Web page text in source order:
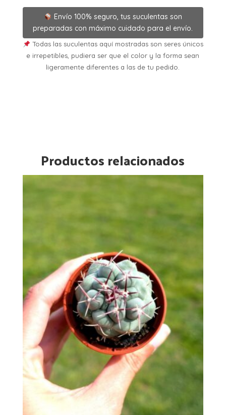
Envío 100% seguro, tus suculentas son
preparadas con máximo cuidado para el envío.
Todas las suculentas aquí mostradas son seres únicos
e irrepetibles, pudiera ser que el color y la forma sean
ligeramente diferentes a las de tu pedido.
Productos relacionados